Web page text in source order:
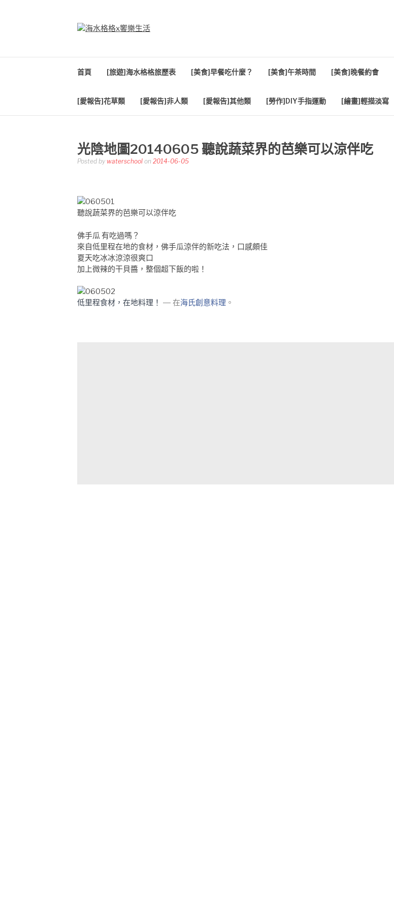
首頁 [旅遊]海水格格旅歷表 [美食]早餐吃什麼？ [美食]午茶時間 [美食]晚餐約會
[愛報告]花草類 [愛報告]非人類 [愛報告]其他類 [勞作]DIY手指運動 [繪畫]輕描淡寫
光陰地圖20140605 聽說蔬菜界的芭樂可以涼伴吃
Posted by waterschool on 2014-06-05
聽說蔬菜界的芭樂可以涼伴吃
佛手瓜 有吃過嗎？
來自低里程在地的食材，佛手瓜涼伴的新吃法，口感頗佳
夏天吃冰冰涼涼很爽口
加上微辣的干貝醬，整個超下飯的啦！
低里程食材，在地料理！ — 在海氏創意料理 。